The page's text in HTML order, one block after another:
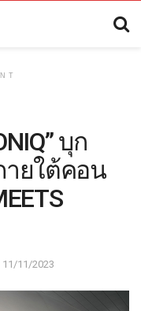
บุก
ยใต้คอน
11/11/2023